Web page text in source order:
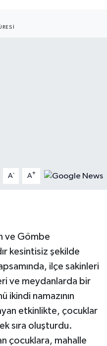
A- A+
ve Gömbe
kesintisiz şekilde
ilçe sakinleri
ve meydanlarda bir
ikindi namazının
etkinlikte, çocuklar
sıra oluşturdu.
çocuklara, mahalle